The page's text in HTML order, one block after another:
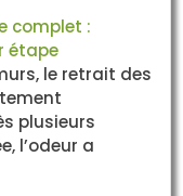
complet :
étape
le retrait des
plusieurs
l’odeur a